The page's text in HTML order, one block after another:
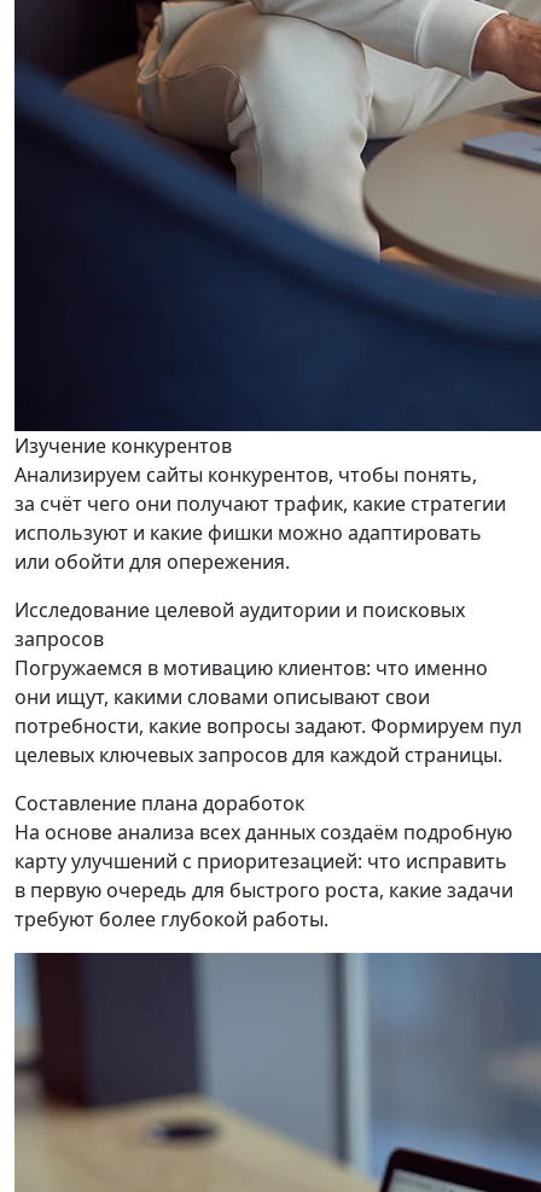
Изучение конкурентов
Анализируем сайты конкурентов, чтобы понять,
за счёт чего они получают трафик, какие стратегии
используют и какие фишки можно адаптировать
или обойти для опережения.
Исследование целевой аудитории и поисковых
запросов
Погружаемся в мотивацию клиентов: что именно
они ищут, какими словами описывают свои
потребности, какие вопросы задают. Формируем пул
целевых ключевых запросов для каждой страницы.
Составление плана доработок
На основе анализа всех данных создаём подробную
карту улучшений с приоритезацией: что исправить
в первую очередь для быстрого роста, какие задачи
требуют более глубокой работы.